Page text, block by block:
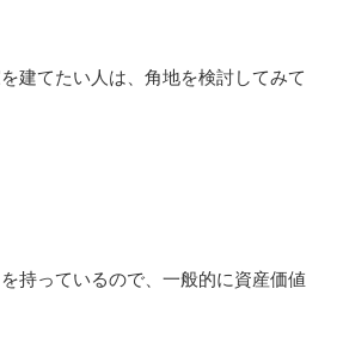
建てたい人は、角地を検討してみて
持っているので、一般的に資産価値